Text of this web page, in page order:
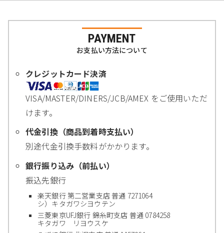
PAYMENT
お支払い方法について
クレジットカード決済
VISA/MASTER/DINERS/JCB/AMEX をご使用いただ
けます。
代金引換（商品到着時支払い）
別途代金引換手数料がかかります。
銀行振り込み（前払い）
振込先銀行
楽天銀行 第二営業支店 普通 7271064
シ）キタガワシヨウテン
三菱東京UFJ銀行 錦糸町支店 普通 0784258
キタガワ リヨウスケ